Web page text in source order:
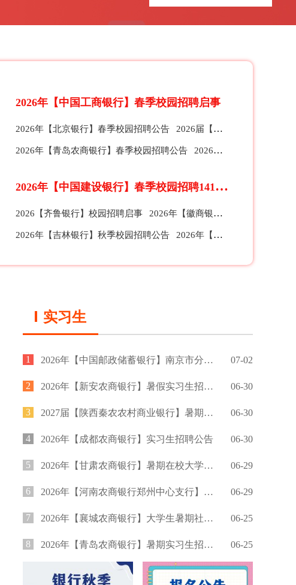
2026年【中国工商银行】春季校园招聘启事
2026年【北京银行】春季校园招聘公告 2026届【珠海农商银行】春季校园招聘公告
2026年【青岛农商银行】春季校园招聘公告 2026【招商银行】总行、分行及子公司春季校园招聘公告
2
026年【中国建设银行】春季校园招聘1412人公告
2026【齐鲁银行】校园招聘启事 2026年【徽商银行】全球校园招聘公告
2026年【吉林银行】秋季校园招聘公告 2026年【苏州银行】秋季校园招聘公告
实习生
1 2026年【中国邮政储蓄银行】南京市分行暑期实习生招募公告 07-02
2 2026年【新安农商银行】暑假实习生招募公告 06-30
3 2027届【陕西秦农农村商业银行】暑期实习生招聘公告 06-30
4 2026年【成都农商银行】实习生招聘公告 06-30
5 2026年【甘肃农商银行】暑期在校大学生实习招募公告 06-29
6 2026年【河南农商银行郑州中心支行】暑期实习招募公告 06-29
7 2026年【襄城农商银行】大学生暑期社会实践招募公告 06-25
8 2026年【青岛农商银行】暑期实习生招募公告 06-25